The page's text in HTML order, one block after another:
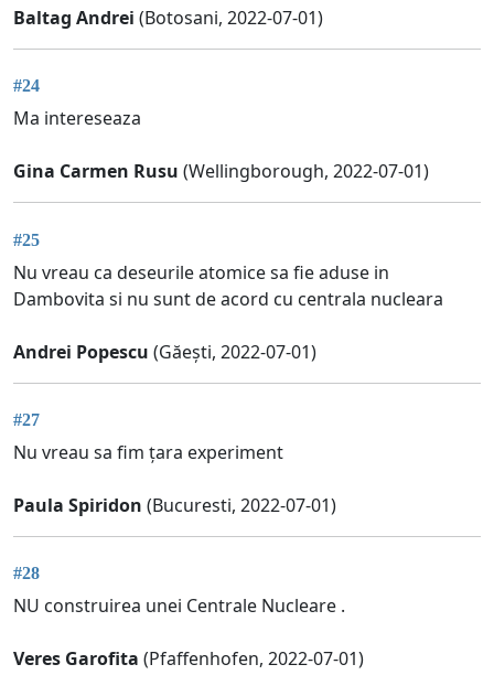
Baltag Andrei (Botosani, 2022-07-01)
#24
Ma intereseaza
Gina Carmen Rusu (Wellingborough, 2022-07-01)
#25
Nu vreau ca deseurile atomice sa fie aduse in
Dambovita si nu sunt de acord cu centrala nucleara
Andrei Popescu (Găești, 2022-07-01)
#27
Nu vreau sa fim țara experiment
Paula Spiridon (Bucuresti, 2022-07-01)
#28
NU construirea unei Centrale Nucleare .
Veres Garofita (Pfaffenhofen, 2022-07-01)